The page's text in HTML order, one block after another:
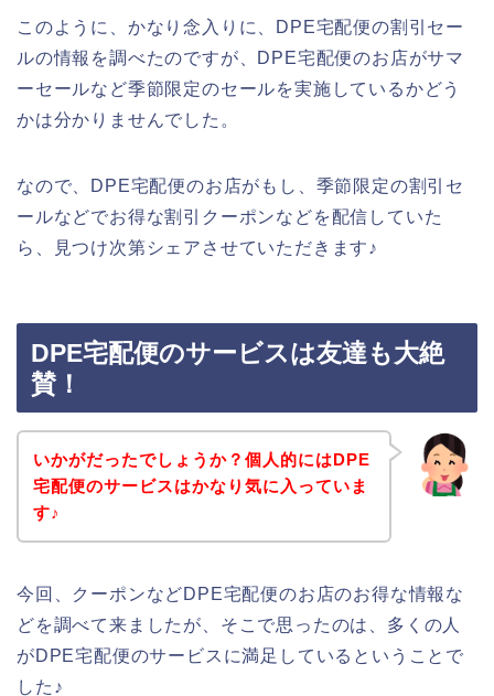
このように、かなり念入りに、DPE宅配便の割引セー
ルの情報を調べたのですが、DPE宅配便のお店がサマ
ーセールなど季節限定のセールを実施しているかどう
かは分かりませんでした。
なので、DPE宅配便のお店がもし、季節限定の割引セ
ールなどでお得な割引クーポンなどを配信していた
ら、見つけ次第シェアさせていただきます♪
DPE宅配便のサービスは友達も大絶
賛！
いかがだったでしょうか？個人的にはDPE
宅配便のサービスはかなり気に入っていま
す♪
今回、クーポンなどDPE宅配便のお店のお得な情報な
どを調べて来ましたが、そこで思ったのは、多くの人
がDPE宅配便のサービスに満足しているということで
した♪